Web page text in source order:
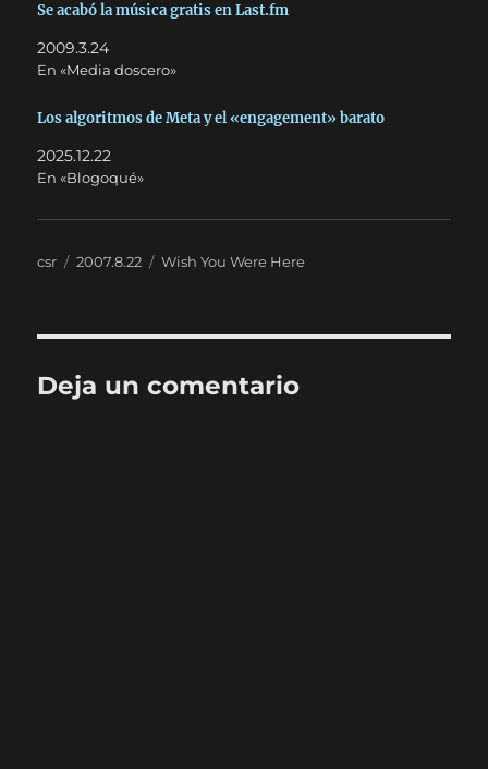
Se acabó la música gratis en Last.fm
2009.3.24
En «Media doscero»
Los algoritmos de Meta y el «engagement» barato
2025.12.22
En «Blogoqué»
Autor
csr
Publicado
2007.8.22 Categorías
Wish You Were Here
Deja un comentario